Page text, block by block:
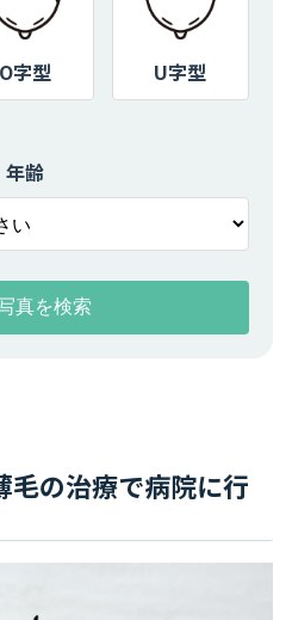
O字型 U字型
年齢
毛の治療で病院に行